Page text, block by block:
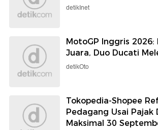
detikInet
MotoGP Inggris 2026:
Juara, Duo Ducati
detikOto
Tokopedia-Shopee
Pedagang Usai Pajak
Maksimal 30